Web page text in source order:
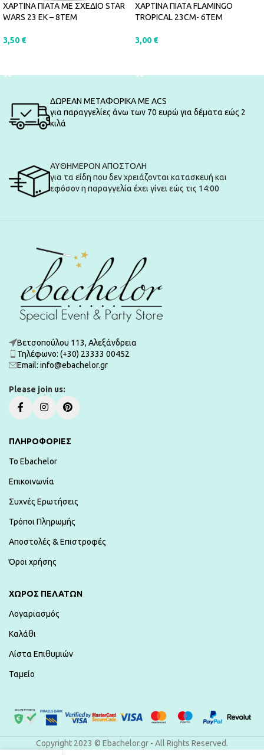
ΧΑΡΤΙΝΑ ΠΙΑΤΑ ΜΕ ΣΧΕΔΙΟ STAR
WARS 23 ΕΚ – 8ΤΕΜ
3,50 €
ΧΑΡΤΙΝΑ ΠΙΑΤΑ FLAMINGO
TROPICAL 23CM- 6ΤΕΜ
3,00 €
ΔΩΡΕΑΝ ΜΕΤΑΦΟΡΙΚΑ ΜΕ ACS
για παραγγελίες άνω των 70 ευρώ για δέματα εώς 2
κιλά
ΑΥΘΗΜΕΡΟΝ ΑΠΟΣΤΟΛΗ
για τα είδη που δεν χρειάζονται κατασκευή και
εφόσον η παραγγελία έχει γίνει εώς τις 14:00
Βετσοπούλου 113, Αλεξάνδρεια
Τηλέφωνο: (+30) 23333 00452
Εmail: info@ebachelor.gr
Please join us:
ΠΛΗΡΟΦΟΡΙΕΣ
To Ebachelor
Επικοινωνία
Συχνές Ερωτήσεις
Τρόποι Πληρωμής
Αποστολές & Επιστροφές
Όροι χρήσης
ΧΏΡΟΣ ΠΕΛΑΤΏΝ
Λογαριασμός
Καλάθι
Λίστα Επιθυμιών
Ταμείο
Copyright 2023 © Ebachelor.gr - All Rights Reserved.